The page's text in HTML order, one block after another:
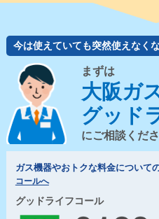
今は使えていても突然使えなく
まずは
大阪ガ
グッド
にご相談くださ
ガス機器やおトクな料金について
コールへ
グッドライフコール